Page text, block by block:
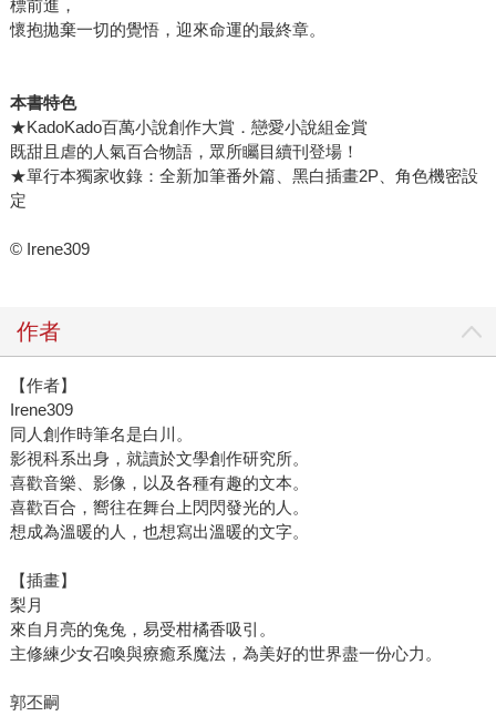
標前進，
懷抱拋棄一切的覺悟，迎來命運的最終章。
本書特色
★KadoKado百萬小說創作大賞．戀愛小說組金賞
既甜且虐的人氣百合物語，眾所矚目續刊登場！
★單行本獨家收錄：全新加筆番外篇、黑白插畫2P、角色機密設
定
© Irene309
作者
【作者】
Irene309
同人創作時筆名是白川。
影視科系出身，就讀於文學創作研究所。
喜歡音樂、影像，以及各種有趣的文本。
喜歡百合，嚮往在舞台上閃閃發光的人。
想成為溫暖的人，也想寫出溫暖的文字。
【插畫】
梨月
來自月亮的兔兔，易受柑橘香吸引。
主修練少女召喚與療癒系魔法，為美好的世界盡一份心力。
郭丕嗣